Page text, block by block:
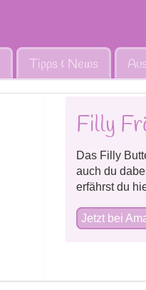
Tipps & News
Filly
Das Filly
auch du
erfährst du
Jetzt bei